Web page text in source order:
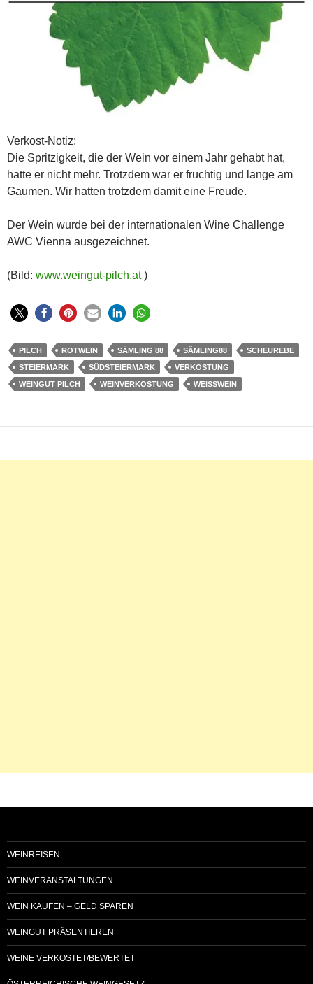
Verkost-Notiz:
Die Spritzigkeit, die der Wein vor einem Jahr gehabt hat,
hatte er nicht mehr. Trotzdem war er fruchtig und lange am
Gaumen. Wir hatten trotzdem damit eine Freude.
Der Wein wurde bei der internationalen Wine Challenge
AWC Vienna ausgezeichnet.
(Bild: www.weingut-pilch.at)
PILCH ROTWEIN SÄMLING 88 SÄMLING88
SCHEUREBE
STEIERMARK
SÜDSTEIERMARK
VERKOSTUNG
WEINGUT PILCH
WEINVERKOSTUNG WEISSWEIN
WEINREISEN
WEINVERANSTALTUNGEN
WEIN KAUFEN – GELD SPAREN
WEINGUT PRÄSENTIEREN
WEINE VERKOSTET/BEWERTET